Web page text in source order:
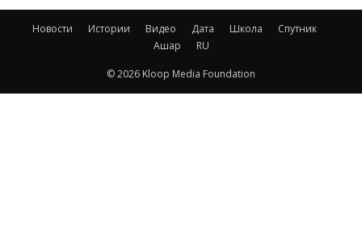
Новости Истории Видео Дата Школа
Спутник
Ашар
RU
© 2026 Kloop Media Foundation